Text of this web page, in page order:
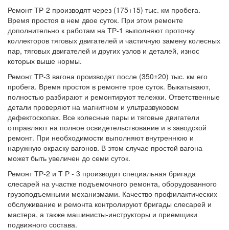
Ремонт ТР-2 производят через (175+15) тыс. км пробега.
Время простоя в нем двое суток. При этом ремонте
дополнительно к работам на ТР-1 выполняют проточку
коллекторов тяговых двигателей и частичную замену колесных
пар, тяговых двигателей и других узлов и деталей, износ
которых выше нормы.
Ремонт ТР-3 вагона производят после (350±20) тыс. км его
пробега. Время простоя в ремонте трое суток. Выкатывают,
полностью разбирают и ремонтируют тележки. Ответственные
детали проверяют на магнитном и ультразвуковом
дефектоскопах. Все колесные пары и тяговые двигатели
отправляют на полное освидетельствование и в заводской
ремонт. При необходимости выполняют внутреннюю и
наружную окраску вагонов. В этом случае простой вагона
может быть увеличен до семи суток.
Ремонт ТР-2 и Т Р - 3 производит специальная бригада
слесарей на участке подъемочного ремонта, оборудованного
грузоподъемными механизмами. Качество профилактических
обслуживание и ремонта контролируют бригады слесарей и
мастера, а также машинисты-инструкторы и приемщики
подвижного состава.